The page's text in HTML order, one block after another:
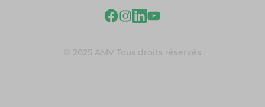
© 2025 AMV Tous droits réservés